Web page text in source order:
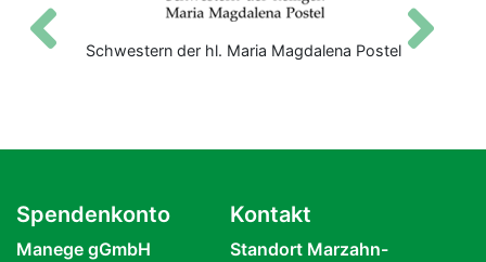
Schwestern der hl. Maria Magdalena Postel
Zurück
Spendenkonto
Manege gGmbH
Kontakt
Standort Marzahn-